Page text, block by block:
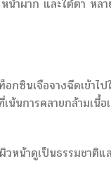
ผาก และใต้ตา หลา
กซินเจือจางฉีดเข้า
นการคลายกล้ามเนื้
น้าดูเป็นธรรมชาติแ